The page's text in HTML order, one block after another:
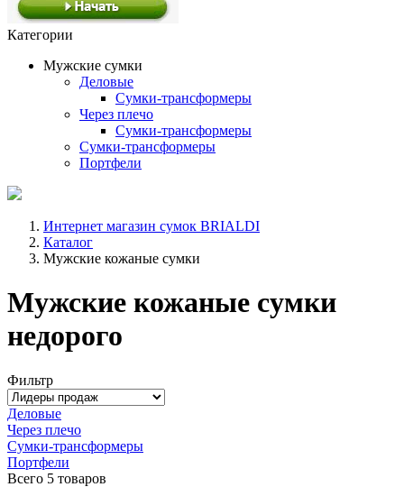
Категории
Мужские сумки
Деловые
Сумки-трансформеры
Через плечо
Сумки-трансформеры
Сумки-трансформеры
Портфели
Интернет магазин сумок BRIALDI
Каталог
Мужские кожаные сумки
Мужские кожаные сумки
недорого
Фильтр
Деловые
Через плечо
Сумки-трансформеры
Портфели
Всего 5 товаров